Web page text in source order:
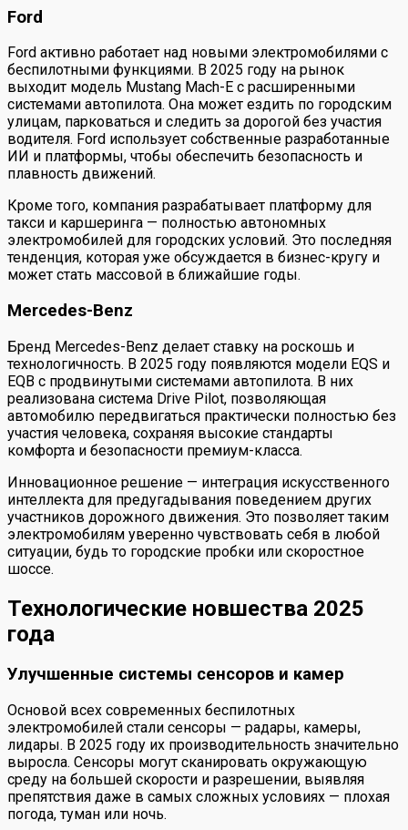
Ford
Ford активно работает над новыми электромобилями с
беспилотными функциями. В 2025 году на рынок
выходит модель Mustang Mach-E с расширенными
системами автопилота. Она может ездить по городским
улицам, парковаться и следить за дорогой без участия
водителя. Ford использует собственные разработанные
ИИ и платформы, чтобы обеспечить безопасность и
плавность движений.
Кроме того, компания разрабатывает платформу для
такси и каршеринга — полностью автономных
электромобилей для городских условий. Это последняя
тенденция, которая уже обсуждается в бизнес-кругу и
может стать массовой в ближайшие годы.
Mercedes-Benz
Бренд Mercedes-Benz делает ставку на роскошь и
технологичность. В 2025 году появляются модели EQS и
EQB с продвинутыми системами автопилота. В них
реализована система Drive Pilot, позволяющая
автомобилю передвигаться практически полностью без
участия человека, сохраняя высокие стандарты
комфорта и безопасности премиум-класса.
Инновационное решение — интеграция искусственного
интеллекта для предугадывания поведением других
участников дорожного движения. Это позволяет таким
электромобилям уверенно чувствовать себя в любой
ситуации, будь то городские пробки или скоростное
шоссе.
Технологические новшества 2025
года
Улучшенные системы сенсоров и камер
Основой всех современных беспилотных
электромобилей стали сенсоры — радары, камеры,
лидары. В 2025 году их производительность значительно
выросла. Сенсоры могут сканировать окружающую
среду на большей скорости и разрешении, выявляя
препятствия даже в самых сложных условиях — плохая
погода, туман или ночь.